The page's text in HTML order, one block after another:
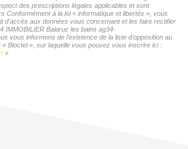
des prescriptions légales applicables et sont
Conformément à la loi « informatique et libertés », vous
d'accès aux données vous concernant et les faire rectifier
IMMOBILIER Balaruc les bains ag34-
vous informons de l'existence de la liste d'opposition au
« Bloctel », sur laquelle vous pouvez vous inscrire ici :
»